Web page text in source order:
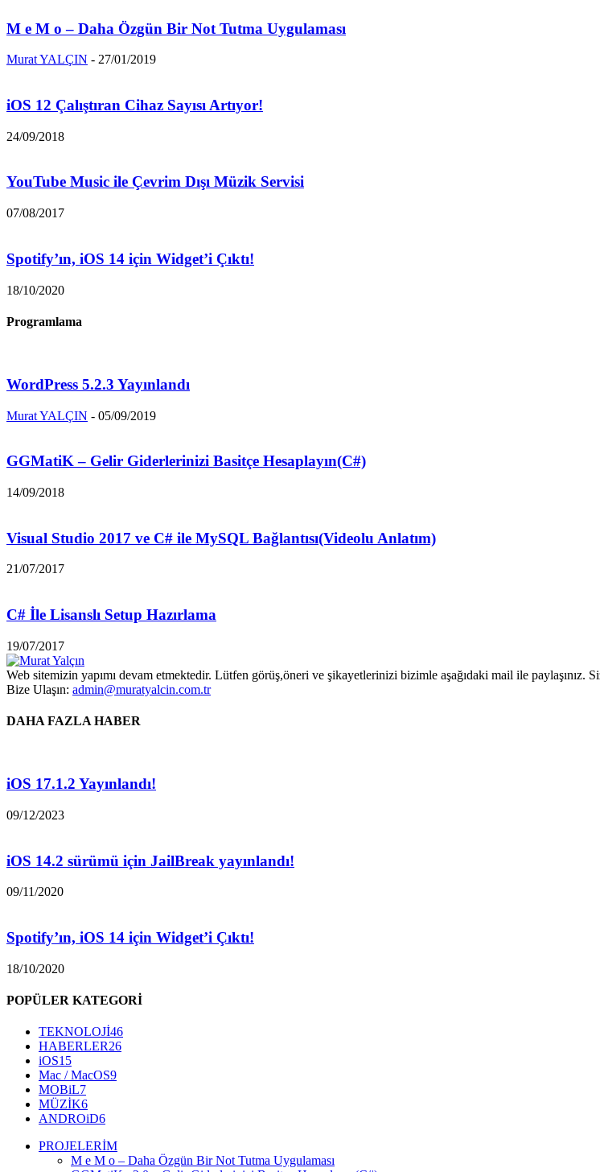
M e M o – Daha Özgün Bir Not Tutma Uygulaması
Murat YALÇIN - 27/01/2019
iOS 12 Çalıştıran Cihaz Sayısı Artıyor!
24/09/2018
YouTube Music ile Çevrim Dışı Müzik Servisi
07/08/2017
Spotify’ın, iOS 14 için Widget’i Çıktı!
18/10/2020
Programlama
WordPress 5.2.3 Yayınlandı
Murat YALÇIN - 05/09/2019
GGMatiK – Gelir Giderlerinizi Basitçe Hesaplayın(C#)
14/09/2018
Visual Studio 2017 ve C# ile MySQL Bağlantısı(Videolu Anlatım)
21/07/2017
C# İle Lisanslı Setup Hazırlama
19/07/2017
Web sitemizin yapımı devam etmektedir. Lütfen görüş,öneri ve şikayetlerinizi bizimle aşağıdaki mail ile paylaşınız.
Bize Ulaşın: admin@muratyalcin.com.tr
DAHA FAZLA HABER
iOS 17.1.2 Yayınlandı!
09/12/2023
iOS 14.2 sürümü için JailBreak yayınlandı!
09/11/2020
Spotify’ın, iOS 14 için Widget’i Çıktı!
18/10/2020
POPÜLER KATEGORİ
TEKNOLOJİ46
HABERLER26
iOS15
Mac / MacOS9
MOBiL7
MÜZİK6
ANDROiD6
PROJELERİM
M e M o – Daha Özgün Bir Not Tutma Uygulaması